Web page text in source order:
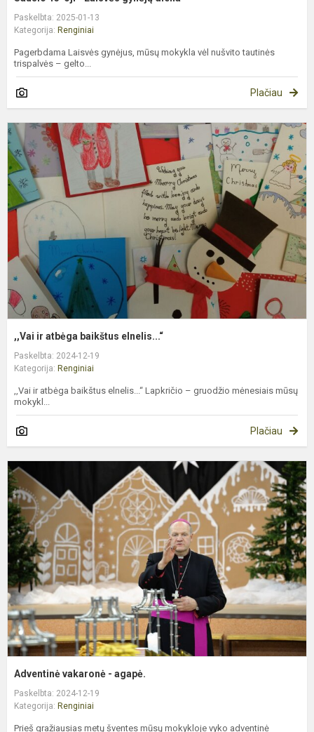
Paskelbta: 2025-01-13
Kategorija: Renginiai
Pagerbdama Laisvės gynėjus, mūsų mokykla vėl nušvito tautinės
trispalvės – gelto...
Plačiau
,,Vai ir atbėga baikštus elnelis...“
Paskelbta: 2024-12-19
Kategorija: Renginiai
,,Vai ir atbėga baikštus elnelis...“ Lapkričio – gruodžio mėnesiais mūsų
mokykl...
Plačiau
Adventinė vakaronė - agapė.
Paskelbta: 2024-12-19
Kategorija: Renginiai
Prieš gražiausias metų šventes mūsų mokykloje vyko adventinė